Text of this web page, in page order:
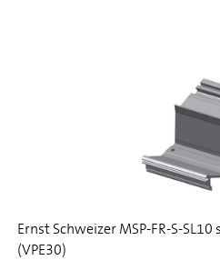
Ernst Schweizer MSP-FR-S-
(VPE30)